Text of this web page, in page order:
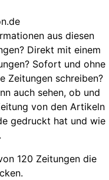
aus diesen
Direkt mit einem
Sofort und ohne
Zeitungen schreiben?
auch sehen, ob und
von den Artikeln
gedruckt hat und wie
120 Zeitungen die